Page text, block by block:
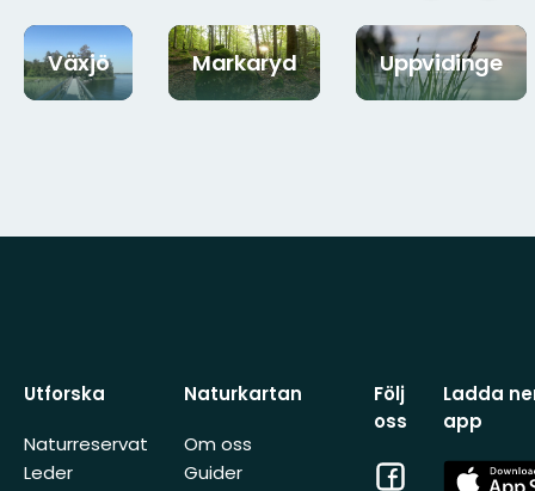
Växjö Markaryd Uppvidinge
Utforska
Naturreservat
Leder
Naturkartan
Om oss
Guider
Följ
oss
Facebook
Ladda
app
App